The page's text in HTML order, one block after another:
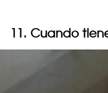
11. Cuando